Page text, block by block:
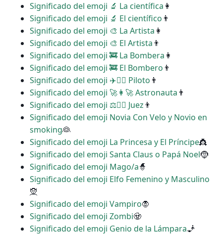
Significado del emoji ‍🔬 La científica 👩
Significado del emoji ‍🔬 El científico 👨
Significado del emoji ‍🎨 La Artista 👩
Significado del emoji ‍🎨 El Artista 👨
Significado del emoji ‍🚒 La Bombera 👩
Significado del emoji ‍🚒 El Bombero 👨
Significado del emoji ‍✈️👩‍✈️ Piloto 👨
Significado del emoji ‍🚀👩‍🚀 Astronauta 👨
Significado del emoji ‍⚖️👩‍⚖️ Juez 👨
Significado del emoji Novia Con Velo y Novio en
smoking👰
Significado del emoji La Princesa y El Príncipe👸
Significado del emoji Santa Claus o Papá Noel🤶
Significado del emoji Mago/a🧙
Significado del emoji Elfo Femenino y Masculino
🧝
Significado del emoji Vampiro🧛
Significado del emoji Zombi🧟
Significado del emoji Genio de la Lámpara🧞